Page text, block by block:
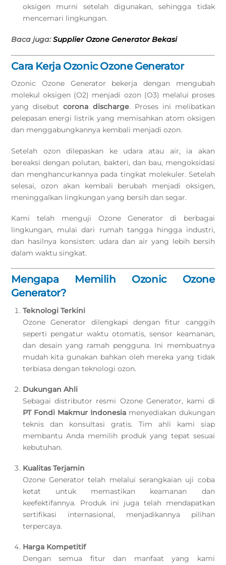
oksigen murni setelah digunakan, sehingga tidak
mencemari lingkungan.
Baca juga:Supplier Ozone Generator Bekasi
Cara Kerja Ozonic Ozone Generator
Ozonic Ozone Generator bekerja dengan mengubah
molekul oksigen (O2) menjadi ozon (O3) melalui proses
yang disebutcorona discharge. Proses ini melibatkan
pelepasan energi listrik yang memisahkan atom oksigen
dan menggabungkannya kembali menjadi ozon.
Setelah ozon dilepaskan ke udara atau air, ia akan
bereaksi dengan polutan, bakteri, dan bau, mengoksidasi
dan menghancurkannya pada tingkat molekuler. Setelah
selesai, ozon akan kembali berubah menjadi oksigen,
meninggalkan lingkungan yang bersih dan segar.
Kami telah menguji Ozone Generator di berbagai
lingkungan, mulai dari rumah tangga hingga industri,
dan hasilnya konsisten: udara dan air yang lebih bersih
dalam waktu singkat.
Mengapa Memilih Ozonic Ozone
Generator?
Teknologi Terkini
Ozone Generator dilengkapi dengan fitur canggih
seperti pengatur waktu otomatis, sensor keamanan,
dan desain yang ramah pengguna. Ini membuatnya
mudah kita gunakan bahkan oleh mereka yang tidak
terbiasa dengan teknologi ozon.
Dukungan Ahli
Sebagai distributor resmi Ozone Generator, kami di
PT Fondi Makmur Indonesia menyediakan dukungan
teknis dan konsultasi gratis. Tim ahli kami siap
membantu Anda memilih produk yang tepat sesuai
kebutuhan.
Kualitas Terjamin
Ozone Generator telah melalui serangkaian uji coba
ketat untuk memastikan keamanan dan
keefektifannya. Produk ini juga telah mendapatkan
sertifikasi internasional, menjadikannya pilihan
terpercaya.
Harga Kompetitif
Dengan semua fitur dan manfaat yang kami